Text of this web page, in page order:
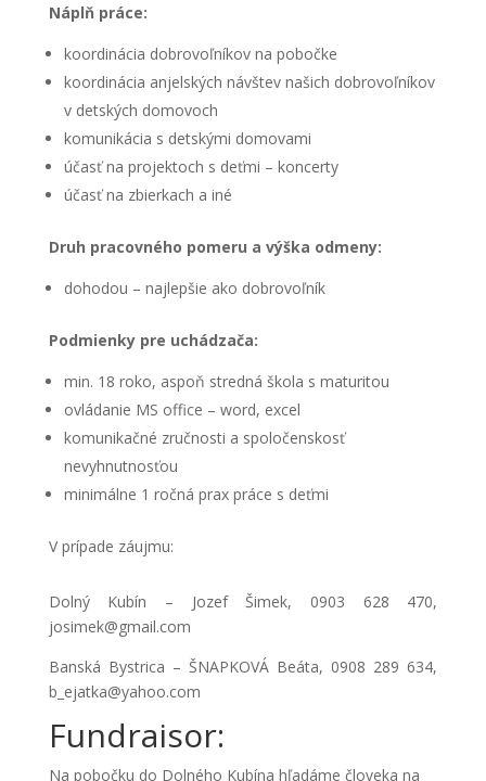
Náplň práce:
koordinácia dobrovoľníkov na pobočke
koordinácia anjelských návštev našich dobrovoľníkov
v detských domovoch
komunikácia s detskými domovami
účasť na projektoch s deťmi – koncerty
účasť na zbierkach a iné
Druh pracovného pomeru a výška odmeny:
dohodou – najlepšie ako dobrovoľník
Podmienky pre uchádzača:
min. 18 roko, aspoň stredná škola s maturitou
ovládanie MS office – word, excel
komunikačné zručnosti a spoločenskosť
nevyhnutnosťou
minimálne 1 ročná prax práce s deťmi
V prípade záujmu:
Dolný Kubín – Jozef Šimek, 0903 628 470,
josimek@gmail.com
Banská Bystrica – ŠNAPKOVÁ Beáta, 0908 289 634,
b_ejatka@yahoo.com
Fundraisor:
Na pobočku do Dolného Kubína hľadáme človeka na